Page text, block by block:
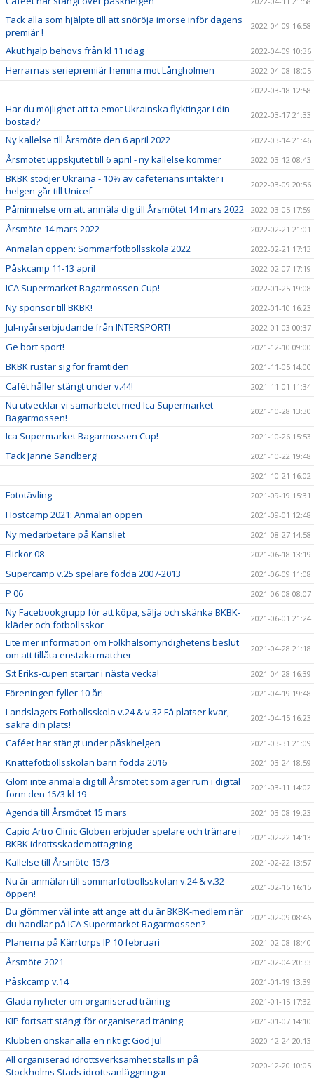
Tack alla som hjälpte till att snöröja imorse inför dagens
premiär !
2022-04-09 16:58
Akut hjälp behövs från kl 11 idag 2022-04-09 10:36
Herrarnas seriepremiär hemma mot Långholmen
2022-04-08 18:05
2022-03-18 12:58
Har du möjlighet att ta emot Ukrainska flyktingar i din
bostad?
2022-03-17 21:33
Ny kallelse till Årsmöte den 6 april 2022 2022-03-14 21:46
Årsmötet uppskjutet till 6 april - ny kallelse kommer 2022-03-12 08:43
BKBK stödjer Ukraina - 10% av cafeterians intäkter i
helgen går till Unicef
2022-03-09 20:56
Påminnelse om att anmäla dig till Årsmötet 14 mars 2022 2022-03-05 17:59
Årsmöte 14 mars 2022 2022-02-21 21:01
Anmälan öppen: Sommarfotbollsskola 2022 2022-02-21 17:13
Påskcamp 11-13 april 2022-02-07 17:19
ICA Supermarket Bagarmossen Cup! 2022-01-25 19:08
Ny sponsor till BKBK! 2022-01-10 16:23
Jul-nyårserbjudande från INTERSPORT! 2022-01-03 00:37
Ge bort sport! 2021-12-10 09:00
BKBK rustar sig för framtiden 2021-11-05 14:00
Cafét håller stängt under v.44! 2021-11-01 11:34
Nu utvecklar vi samarbetet med Ica Supermarket
Bagarmossen!
2021-10-28 13:30
Ica Supermarket Bagarmossen Cup! 2021-10-26 15:53
Tack Janne Sandberg!
2021-10-22 19:48
2021-10-21 16:02
Fototävling 2021-09-19 15:31
Höstcamp 2021: Anmälan öppen 2021-09-01 12:48
Ny medarbetare på Kansliet 2021-08-27 14:58
Flickor 08 2021-06-18 13:19
Supercamp v.25 spelare födda 2007-2013 2021-06-09 11:08
P 06 2021-06-08 08:07
Ny Facebookgrupp för att köpa, sälja och skänka BKBK-
kläder och fotbollsskor
2021-06-01 21:24
Lite mer information om Folkhälsomyndighetens beslut
om att tillåta enstaka matcher
2021-04-28 21:18
S:t Eriks-cupen startar i nästa vecka! 2021-04-28 16:39
Föreningen fyller 10 år! 2021-04-19 19:48
Landslagets Fotbollsskola v.24 & v.32 Få platser kvar,
säkra din plats!
2021-04-15 16:23
Caféet har stängt under påskhelgen 2021-03-31 21:09
Knattefotbollsskolan barn födda 2016 2021-03-24 18:59
Glöm inte anmäla dig till Årsmötet som äger rum i digital
form den 15/3 kl 19
2021-03-11 14:02
Agenda till Årsmötet 15 mars 2021-03-08 19:23
Capio Artro Clinic Globen erbjuder spelare och tränare i
BKBK idrottsskademottagning
2021-02-22 14:13
Kallelse till Årsmöte 15/3 2021-02-22 13:57
Nu är anmälan till sommarfotbollsskolan v.24 & v.32
öppen!
2021-02-15 16:15
Du glömmer väl inte att ange att du är BKBK-medlem när
du handlar på ICA Supermarket Bagarmossen?
2021-02-09 08:46
Planerna på Kärrtorps IP 10 februari 2021-02-08 18:40
Årsmöte 2021 2021-02-04 20:33
Påskcamp v.14 2021-01-19 13:39
Glada nyheter om organiserad träning 2021-01-15 17:32
KIP fortsatt stängt för organiserad träning 2021-01-07 14:10
Klubben önskar alla en riktigt God Jul 2020-12-24 20:13
All organiserad idrottsverksamhet ställs in på
Stockholms Stads idrottsanläggningar
2020-12-20 10:05